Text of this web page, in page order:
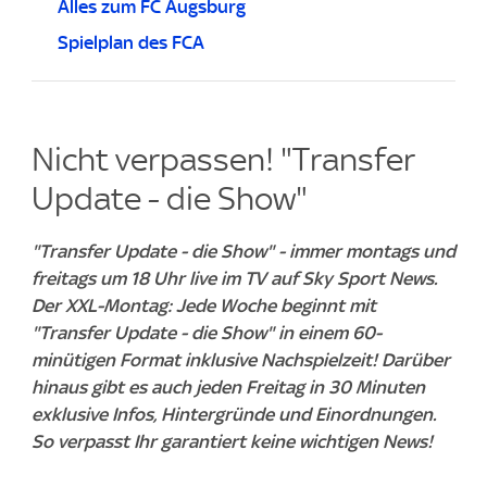
Alles zum FC Augsburg
Spielplan des FCA
Nicht verpassen! "Transfer
Update - die Show"
"Transfer Update - die Show" - immer montags und
freitags um 18 Uhr live im TV auf Sky Sport News.
Der XXL-Montag: Jede Woche beginnt mit
"Transfer Update - die Show" in einem 60-
minütigen Format inklusive Nachspielzeit! Darüber
hinaus gibt es auch jeden Freitag in 30 Minuten
exklusive Infos, Hintergründe und Einordnungen.
So verpasst Ihr garantiert keine wichtigen News!